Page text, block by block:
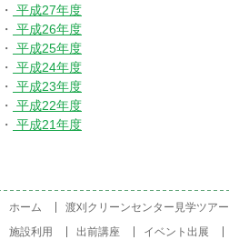
・
平成27年度
・
平成26年度
・
平成25年度
・
平成24年度
・
平成23年度
・
平成22年度
・
平成21年度
ホーム 渡刈クリーンセンター見学ツアー
施設利用
出前講座
イベント出展